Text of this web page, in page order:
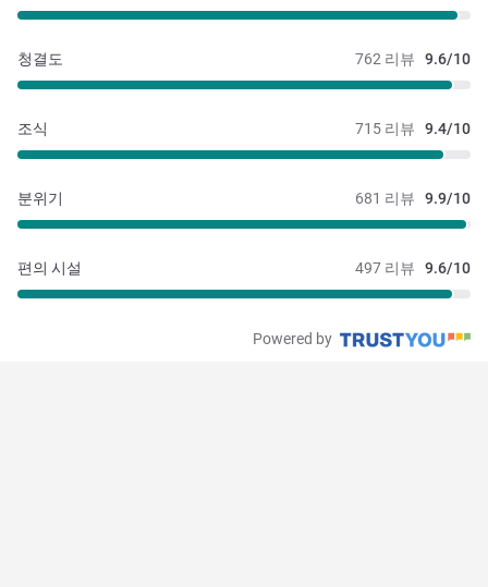
762 리뷰 9.6/10
청결도
715 리뷰 9.4/10
조식
681 리뷰 9.9/10
분위기
497 리뷰 9.6/10
편의 시설
Powered by